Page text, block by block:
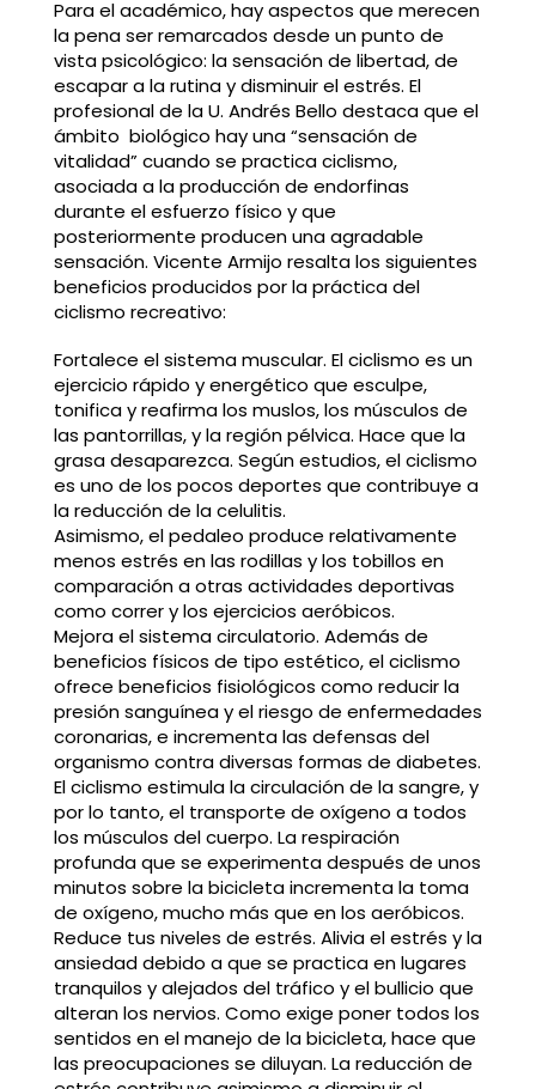
Para el académico, hay aspectos que merecen
la pena ser remarcados desde un punto de
vista psicológico: la sensación de libertad, de
escapar a la rutina y disminuir el estrés. El
profesional de la U. Andrés Bello destaca que el
ámbito biológico hay una “sensación de
vitalidad” cuando se practica ciclismo,
asociada a la producción de endorfinas
durante el esfuerzo físico y que
posteriormente producen una agradable
sensación. Vicente Armijo resalta los siguientes
beneficios producidos por la práctica del
ciclismo recreativo:
Fortalece el sistema muscular. El ciclismo es un
ejercicio rápido y energético que esculpe,
tonifica y reafirma los muslos, los músculos de
las pantorrillas, y la región pélvica. Hace que la
grasa desaparezca. Según estudios, el ciclismo
es uno de los pocos deportes que contribuye a
la reducción de la celulitis.
Asimismo, el pedaleo produce relativamente
menos estrés en las rodillas y los tobillos en
comparación a otras actividades deportivas
como correr y los ejercicios aeróbicos.
Mejora el sistema circulatorio. Además de
beneficios físicos de tipo estético, el ciclismo
ofrece beneficios fisiológicos como reducir la
presión sanguínea y el riesgo de enfermedades
coronarias, e incrementa las defensas del
organismo contra diversas formas de diabetes.
El ciclismo estimula la circulación de la sangre, y
por lo tanto, el transporte de oxígeno a todos
los músculos del cuerpo. La respiración
profunda que se experimenta después de unos
minutos sobre la bicicleta incrementa la toma
de oxígeno, mucho más que en los aeróbicos.
Reduce tus niveles de estrés. Alivia el estrés y la
ansiedad debido a que se practica en lugares
tranquilos y alejados del tráfico y el bullicio que
alteran los nervios. Como exige poner todos los
sentidos en el manejo de la bicicleta, hace que
las preocupaciones se diluyan. La reducción de